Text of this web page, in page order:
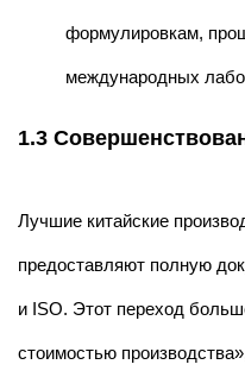
формулировкам,
международных
1.3
Лучшие китайские
предоставляют полную
и ISO. Этот переход
стоимостью